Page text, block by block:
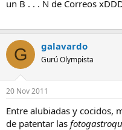
un B . . . N de Correos
G galavardo
Gurú Olympista
20 Nov 2011
Entre alubiadas y cocidos,
de patentar las